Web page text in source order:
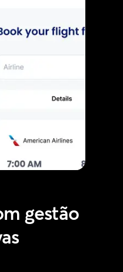
gestão